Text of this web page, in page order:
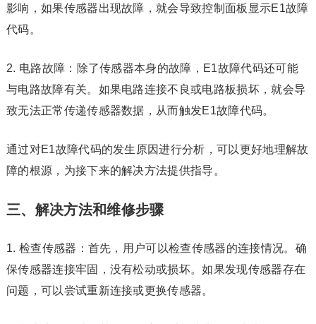
影响，如果传感器出现故障，就会导致控制面板显示E1故障
代码。
2. 电路故障：除了传感器本身的故障，E1故障代码还可能
与电路故障有关。如果电路连接不良或电路板损坏，就会导
致无法正常传递传感器数据，从而触发E1故障代码。
通过对E1故障代码的发生原因进行分析，可以更好地理解故
障的根源，为接下来的解决方法提供指导。
三、解决方法和维修步骤
1. 检查传感器：首先，用户可以检查传感器的连接情况。确
保传感器连接牢固，没有松动或损坏。如果发现传感器存在
问题，可以尝试重新连接或更换传感器。